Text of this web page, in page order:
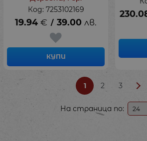
Код: 7253102169
19.94 € / 39.00 лв.
КУПИ
1 2 3
На страница по: